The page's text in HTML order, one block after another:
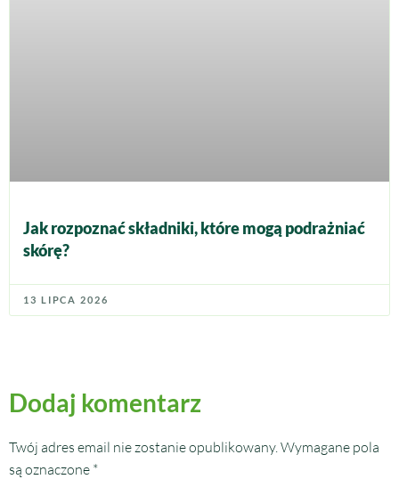
Jak rozpoznać składniki, które mogą podrażniać
skórę?
13 LIPCA 2026
Dodaj komentarz
Twój adres email nie zostanie opublikowany. Wymagane pola
są oznaczone *